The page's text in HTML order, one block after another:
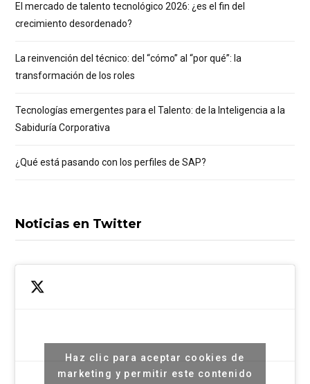
El mercado de talento tecnológico 2026: ¿es el fin del
crecimiento desordenado?
La reinvención del técnico: del “cómo” al “por qué”: la
transformación de los roles
Tecnologías emergentes para el Talento: de la Inteligencia a la
Sabiduría Corporativa
¿Qué está pasando con los perfiles de SAP?
Noticias en Twitter
Haz clic para aceptar cookies de
marketing y permitir este contenido